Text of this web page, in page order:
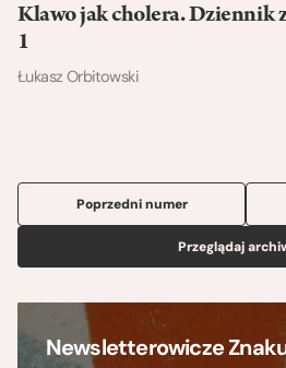
Klawo jak cholera. Dziennik
1
Łukasz Orbitowski
Poprzedni numer
Przeglądaj
Newsletterowicze